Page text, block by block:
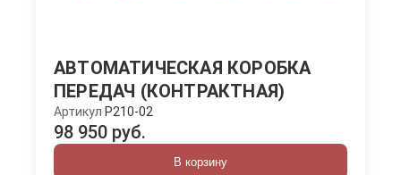
АВТОМАТИЧЕСКАЯ КОРОБКА
ПЕРЕДАЧ (КОНТРАКТНАЯ)
Артикул P210-02
98 950 руб.
В корзину